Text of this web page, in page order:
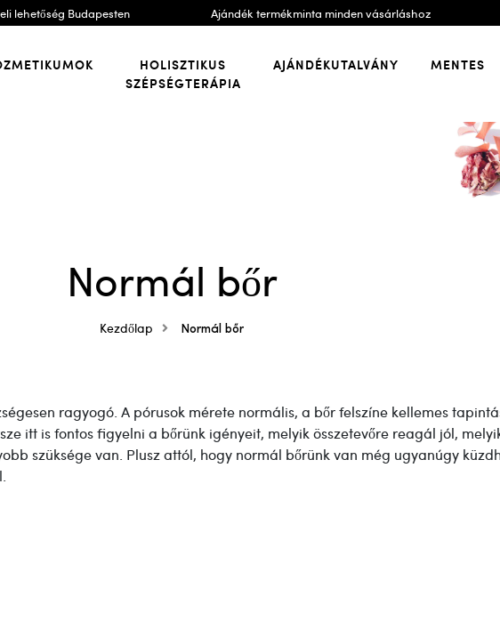
lehetőség Budapesten Ajándék termékminta minden vásárláshoz
HOLISZTIKUS
SZÉPSÉGTERÁPIA
AJÁNDÉKUTALVÁNY MENTES
Normál bőr
Kezdőlap Normál bőr
ragyogó. A pórusok mérete normális, a bőr felszíne kellemes
itt is fontos figyelni a bőrünk igényeit, melyik összetevőre reagál jól,
szüksége van. Plusz attól, hogy normál bőrünk van még ugyanúgy